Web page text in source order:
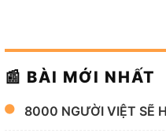
📰 BÀI MỚI NHẤT
8000 NGƯỜI VIỆT SẼ